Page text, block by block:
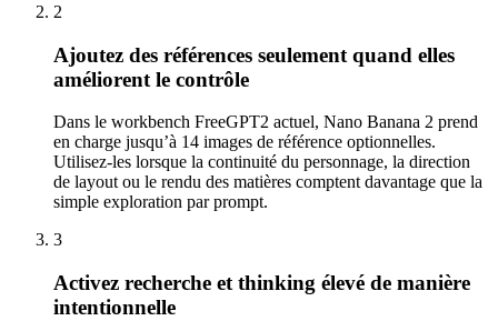
2
Ajoutez des références seulement quand elles
améliorent le contrôle
Dans le workbench FreeGPT2 actuel, Nano Banana 2 prend
en charge jusqu’à 14 images de référence optionnelles.
Utilisez-les lorsque la continuité du personnage, la direction
de layout ou le rendu des matières comptent davantage que la
simple exploration par prompt.
3
Activez recherche et thinking élevé de manière
intentionnelle